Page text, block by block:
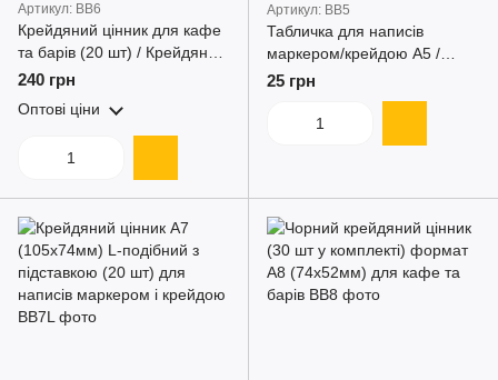
Артикул: BB6
Крейдяний цінник для кафе
та барів (20 шт) / Крейдяна
дошка A6 (148х105мм)
240 грн
Оптові ціни
Артикул: BB5
Табличка для написів
маркером/крейдою А5 /
Цінник для барів крейдяний
чорного кольору
25 грн